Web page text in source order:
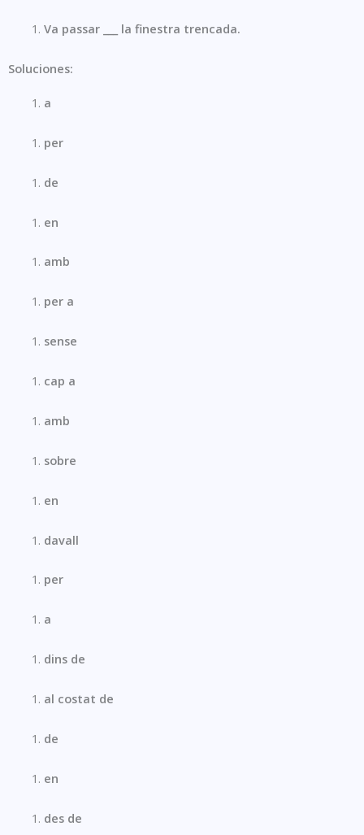
Va passar ___ la finestra trencada.
Soluciones:
a
per
de
en
amb
per a
sense
cap a
amb
sobre
en
davall
per
a
dins de
al costat de
de
en
des de